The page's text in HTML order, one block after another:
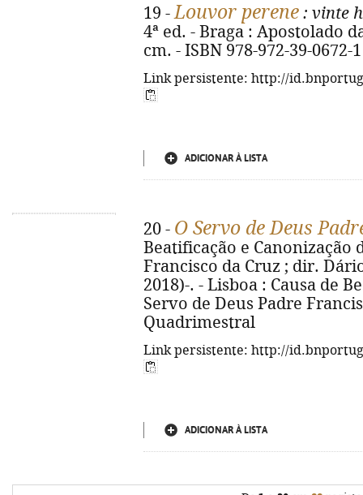
19 -Louvor perene : vinte
4ª ed. - Braga : Apostolado
cm. - ISBN 978-972-39-0672-1
Link persistente: http://
ADICIONAR À LISTA
20 - O Servo de Deus
Beatificação e Canonização
Francisco da Cruz ; dir.
2018)-. - Lisboa : Causa de
Servo de Deus Padre
Quadrimestral
Link persistente: http://
ADICIONAR À LISTA